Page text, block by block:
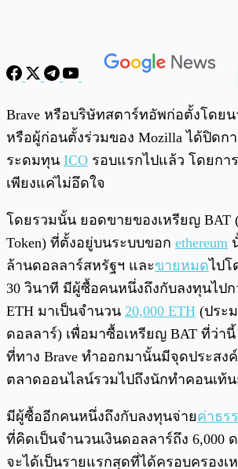
พร้อมเล่น
Brave หรือบริษัทสตาร์ทอัพก่อตั้งโดยน
หรือผู้ก่อนตั้งร่วมของ Mozilla ได้ปิดก
ระดมทุน ICO รอบแรกไปแล้ว โดยกา
เพียงแค่ไม่อึดใจ
โดยรวมนั้น ยอดขายของเหรียญ BAT
Token) ที่ตั้งอยู่บนระบบขอก ethereum
ล้านดอลลาร์สหรัฐฯ และขายหมดไปโ
30 วินาที มีผู้ซื้อคนหนึ่งถึงกับลงทุนไป
ETH มาเป็นจำนวน 20,000 ETH (ประ
ดอลลาร์) เพื่อมาซื้อเหรียญ BAT ที่ว่า
ที่ทาง Brave ทำออกมานั้นมีจุดประสง
ตลาดออนไลน์รวมไปถึงนักทำคอนเท้
มีผู้ซื้ออีกคนหนึ่งถึงกับลงทุนจ่ายค่าธร
ที่คิดเป็นจำนวนเงินดอลลาร์ถึง 6,000
จะได้เป็นรายแรกสุดที่ได้ครอบครองเ